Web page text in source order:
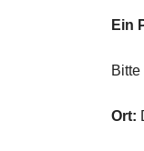
Ein
Ort: